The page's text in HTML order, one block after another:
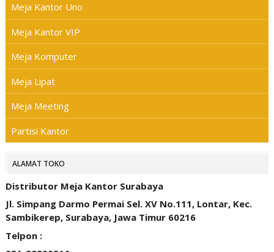
Meja Kantor Uno
Meja Kantor VIP
Meja Komputer
Meja Lipat
Meja Meeting
Partisi Kantor
ALAMAT TOKO
Distributor Meja Kantor Surabaya
Jl. Simpang Darmo Permai Sel. XV No.111, Lontar, Kec.
Sambikerep, Surabaya, Jawa Timur 60216
Telpon :